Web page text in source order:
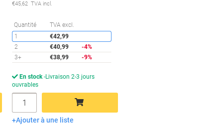
Économies
€45,62 TVA incl.
Quantité TVA excl.
1
€42,99
2
€40,99
-4%
3+
€38,99 -9%
En stock Livraison 2-3 jours
ouvrables
Quantité
Ajouter au panier
Ajouter à une liste